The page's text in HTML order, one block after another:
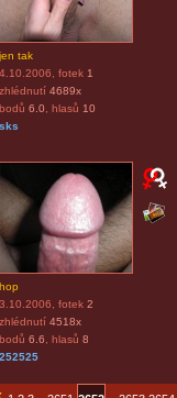
jen tak
4.10.2006 , fotek 1
zhlédnutí 4689x
bodů 6.0, hlasů 10
sks
hop
3.10.2006 , fotek 2
zhlédnutí 4518x
bodů 6.6 , hlasů 8
252525